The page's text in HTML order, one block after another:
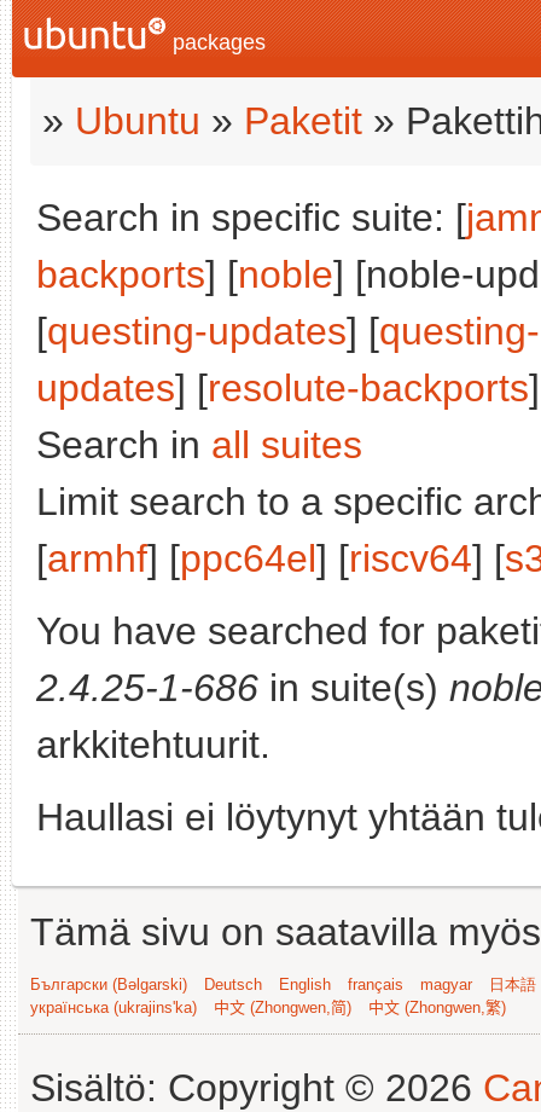
packages
» Ubuntu » Paketit »
Search in specific suite: [
backports] [noble] [noble-
[questing-updates] [
updates] [resolute-backports
Search in all suites
Limit search to a specific
[armhf] [ppc64el] [riscv64] [
You have searched for
2.4.25-1-686 in suite(s)
arkkitehtuurit.
Haullasi ei löytynyt yhtään
Tämä sivu on saatavilla
Български (Bəlgarski) Deutsch English français magyar
日本
українська (ukrajins'ka)
中文 (Zhongwen,简) 中文 (Zhongwen,繁)
Sisältö: Copyright © 2026